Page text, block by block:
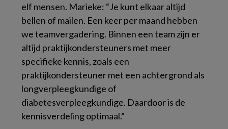
elf mensen. Marieke: “Je kunt elkaar altijd
bellen of mailen. Een keer per maand hebben
we teamvergadering. Binnen een team zijn er
altijd praktijkondersteuners met meer
specifieke kennis, zoals een
praktijkondersteuner met een achtergrond als
longverpleegkundige of
diabetesverpleegkundige. Daardoor is de
kennisverdeling optimaal.”